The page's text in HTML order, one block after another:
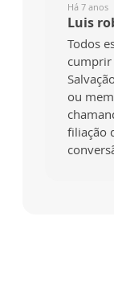
Há 7 anos
Luis
Todos
cumprir
ou
filiação